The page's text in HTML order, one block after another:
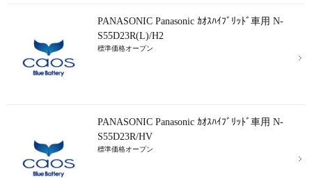
PANASONIC Panasonic ｶｵｽﾊｲﾌﾞﾘｯﾄﾞ車用 N-
S55D23R(L)/H2
標準価格オープン
PANASONIC Panasonic ｶｵｽﾊｲﾌﾞﾘｯﾄﾞ車用 N-
S55D23R/HV
標準価格オープン